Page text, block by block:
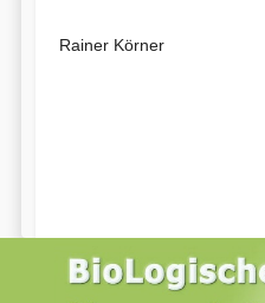
Rainer Körner